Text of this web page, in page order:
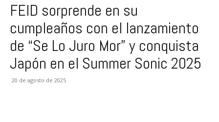
FEID sorprende en su
cumpleaños con el lanzamiento
de “Se Lo Juro Mor” y conquista
Japón en el Summer Sonic 2025
20 de agosto de 2025